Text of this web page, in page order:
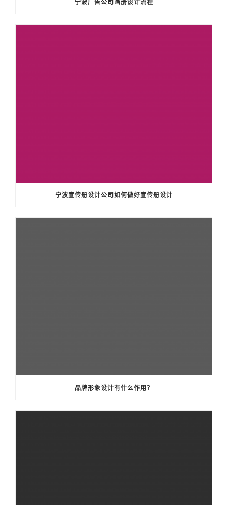
宁波宣传册设计公司如何做好宣传册设计
品牌形象设计有什么作用？